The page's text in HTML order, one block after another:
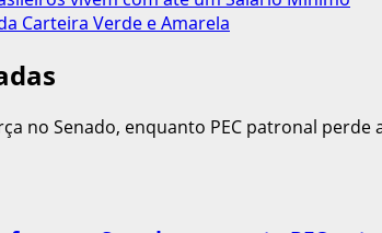
Carteira Verde e Amarela